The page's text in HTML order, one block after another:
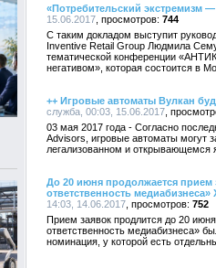
«Потребительский экстремизм
15.06.2017
744
С таким докладом выступит
Inventive Retail Group Людмила
тематической конференции
негативом», которая состоится в
++ Игровые автоматы Вулкан
служба, 00:03, 15.06.2017
03 мая 2017 года - Согласно
Advisors, игровые автоматы могут
легализованном и открывающемся
До 20 июня продолжается
ответственность
14:03, 14.06.2017
752
Прием заявок продлится до 20
ответственность медиабизнеса»
номинация, у которой есть